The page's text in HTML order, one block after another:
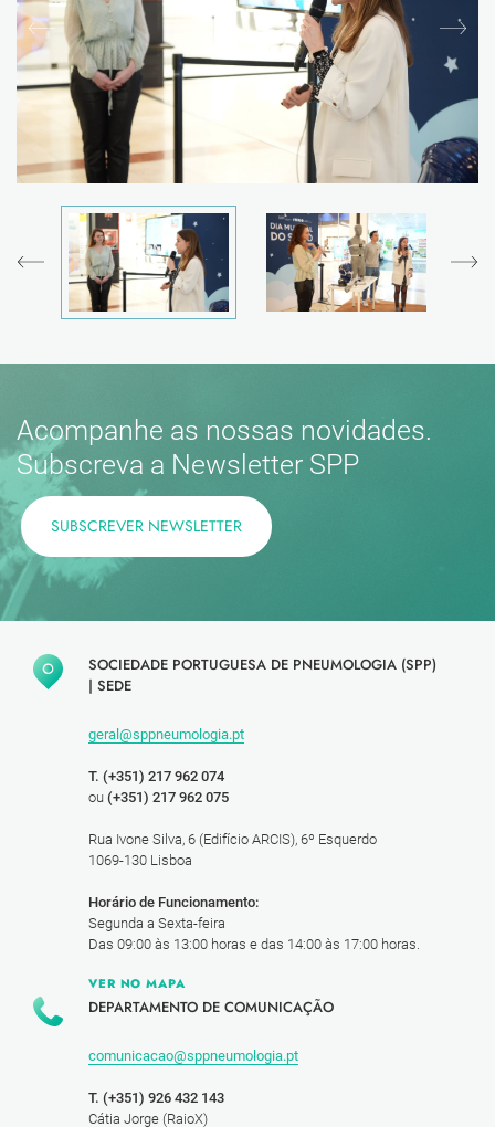
Acompanhe as nossas novidades.
Subscreva a Newsletter SPP
SUBSCREVER NEWSLETTER
SOCIEDADE PORTUGUESA DE PNEUMOLOGIA (SPP)
| SEDE
geral@sppneumologia.pt
T. (+351) 217 962 074
ou (+351) 217 962 075
Rua Ivone Silva, 6 (Edifício ARCIS), 6º Esquerdo
1069-130 Lisboa
Horário de Funcionamento:
Segunda a Sexta-feira
Das 09:00 às 13:00 horas e das 14:00 às 17:00 horas.
VER NO MAPA
DEPARTAMENTO DE COMUNICAÇÃO
comunicacao@sppneumologia.pt
T. (+351) 926 432 143
Cátia Jorge (RaioX)